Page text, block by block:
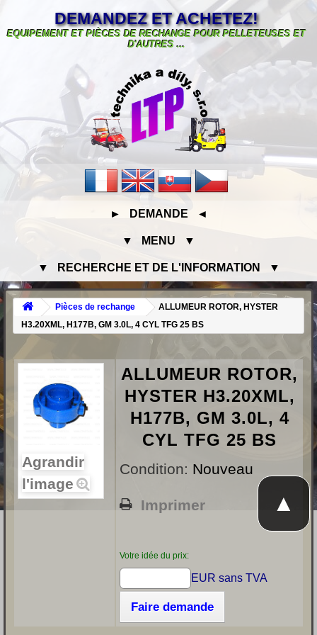
DEMANDEZ ET ACHETEZ!
EQUIPEMENT ET PIÈCES DE RECHANGE POUR PELLETEUSES ET
D'AUTRES ...
► DEMANDE ◄
▼ MENU ▼
▼ RECHERCHE ET DE L'INFORMATION ▼
Pièces de rechange
ALLUMEUR ROTOR, HYSTER
H3.20XML, H177B, GM 3.0L, 4 CYL TFG 25 BS
Agrandir
l'image
ALLUMEUR ROTOR,
HYSTER H3.20XML,
H177B, GM 3.0L, 4
CYL TFG 25 BS
Condition: Nouveau
Imprimer
Votre idée du prix:
EUR sans TVA
Faire demande
▲